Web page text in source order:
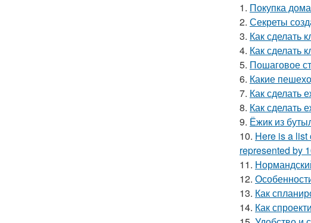
1. Покупка
2. Секреты
3. Как сделать
4. Как сделать
5. Пошаговое
6. Какие
7. Как сделать
8. Как сделать
9. Ёжик из
10. Here is a
represented by
11.
12.
13. Как
14. Как